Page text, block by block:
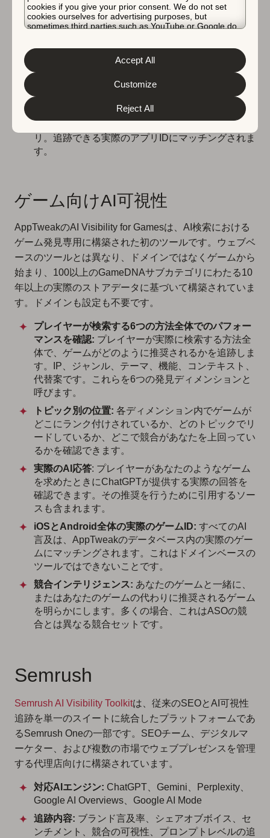
cookies if you give your prior consent. We do not set
cookies ourselves for advertising purposes, but
sometimes third parties such as YouTube or Google do.
about the protection of your personal data and the
different cookies we use, please read our
&
. You can customize your cookie settings
and preferences by clicking the “Customize” button.
Reject All
Customize
Accept All
きます。すべて、一般的なウェブ検索ではなく、
人々が実際にアプリを検索する方法にマッピングさ
ユーザーがあなたのようなアプリを
求めたときにChatGPTが提供する実際の回答を確
認できます。その推奨を行うために引用するソース
競合インテリジェンス: あなたのアプリと一緒に、
リ。追跡できる実際のアプリIDにマッチングされま
す。
ゲーム向けAI可視性
AppTweakのAI Visibility for Gamesは、AI検索における
ゲーム発見専用に構築された初のツールです。ウェブベ
ースのツールとは異なり、ドメインではなくゲームから
始まり、100以上のGameDNAサブカテゴリにわたる10
年以上の実際のストアデータに基づいて構築されていま
す。ドメインも設定も不要です。
プレイヤーが検索する6つの方法全体でのパフォー
マンスを確認: プレイヤーが実際に検索する方法全
体で、ゲームがどのように推奨されるかを追跡しま
す。IP、ジャンル、テーマ、機能、コンテキスト、
代替案です。これらを6つの発見ディメンションと
呼びます。
トピック別の位置: 各ディメンション内でゲームが
どこにランク付けされているか、どのトピックでリ
ードしているか、どこで競合があなたを上回ってい
るかを確認できます。
実際のAI応答: プレイヤーがあなたのようなゲーム
を求めたときにChatGPTが提供する実際の回答を
確認できます。その推奨を行うために引用するソー
スも含まれます。
iOSとAndroid全体の実際のゲームID: すべてのAI
言及は、AppTweakのデータベース内の実際のゲー
ムにマッチングされます。これはドメインベースの
ツールではできないことです。
競合インテリジェンス: あなたのゲームと一緒に、
またはあなたのゲームの代わりに推奨されるゲーム
を明らかにします。多くの場合、これはASOの競
合とは異なる競合セットです。
Semrush
Semrush AI Visibility Toolkitは、従来のSEOとAI可視性
追跡を単一のスイートに統合したプラットフォームであ
るSemrush Oneの一部です。SEOチーム、デジタルマ
ーケター、および複数の市場でウェブプレゼンスを管理
する代理店向けに構築されています。
対応AIエンジン: ChatGPT、Gemini、Perplexity、
Google AI Overviews、Google AI Mode
追跡内容: ブランド言及率、シェアオブボイス、セ
ンチメント、競合の可視性、プロンプトレベルの追